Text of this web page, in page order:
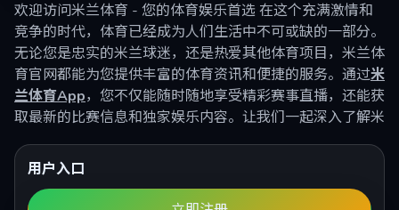
欢迎访问米兰体育 - 您的体育娱乐首选 在这个充满激情和
竞争的时代，体育已经成为人们生活中不可或缺的一部分。
无论您是忠实的米兰球迷，还是热爱其他体育项目，米兰体
育官网都能为您提供丰富的体育资讯和便捷的服务。通过米
兰体育App，您不仅能随时随地享受精彩赛事直播，还能获
取最新的比赛信息和独家娱乐内容。让我们一起深入了解米
用户入口